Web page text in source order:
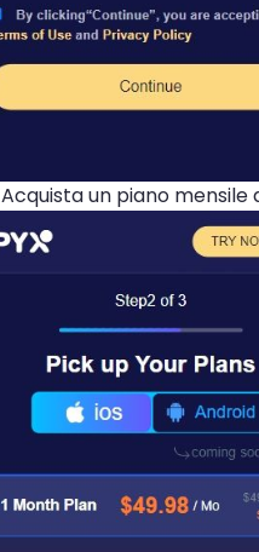
Acquista un piano mensile